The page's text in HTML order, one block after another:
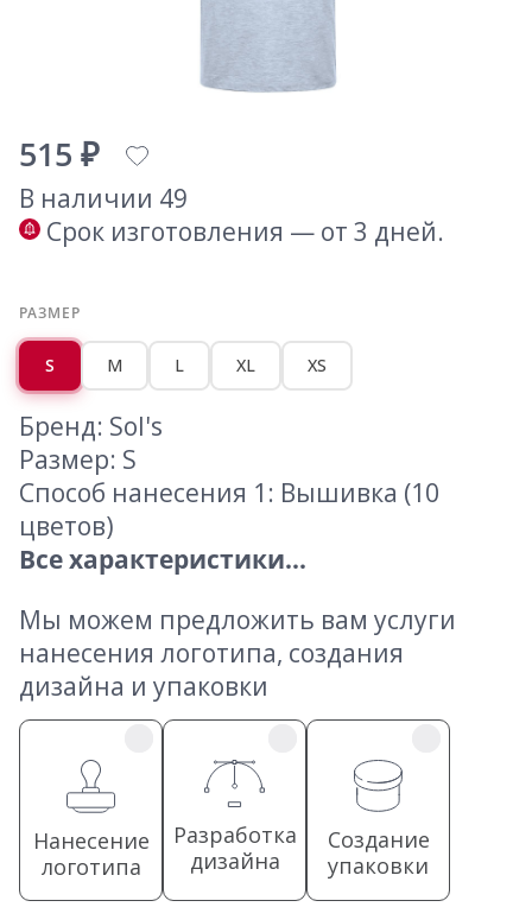
515 ₽
В наличии 49
Срок изготовления — от 3 дней.
РАЗМЕР
S M L XL XS
Бренд: Sol's
Размер: S
Способ нанесения 1: Вышивка (10
цветов)
Все характеристики...
Мы можем предложить вам услуги
нанесения логотипа, создания
дизайна и упаковки
Нанесение
логотипа
Разработка
дизайна
Создание
упаковки